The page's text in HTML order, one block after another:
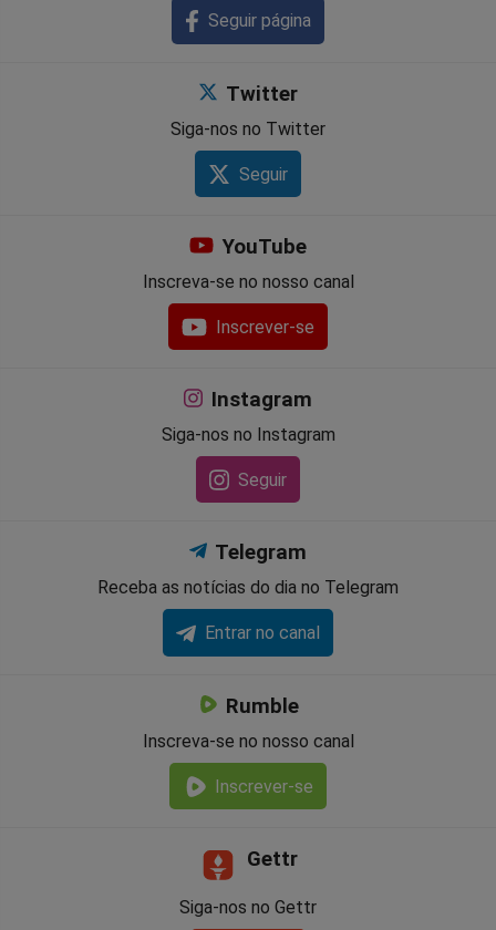
Seguir página
Twitter
Siga-nos no Twitter
Seguir
YouTube
Inscreva-se no nosso canal
Inscrever-se
Instagram
Siga-nos no Instagram
Seguir
Telegram
Receba as notícias do dia no Telegram
Entrar no canal
Rumble
Inscreva-se no nosso canal
Inscrever-se
Gettr
Siga-nos no Gettr